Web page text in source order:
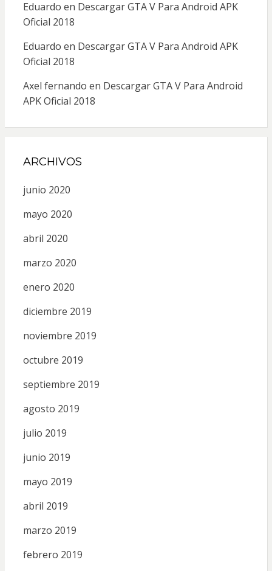
Eduardo en Descargar GTA V Para Android APK
Oficial 2018
Eduardo en Descargar GTA V Para Android APK
Oficial 2018
Axel fernando en Descargar GTA V Para Android
APK Oficial 2018
ARCHIVOS
junio 2020
mayo 2020
abril 2020
marzo 2020
enero 2020
diciembre 2019
noviembre 2019
octubre 2019
septiembre 2019
agosto 2019
julio 2019
junio 2019
mayo 2019
abril 2019
marzo 2019
febrero 2019